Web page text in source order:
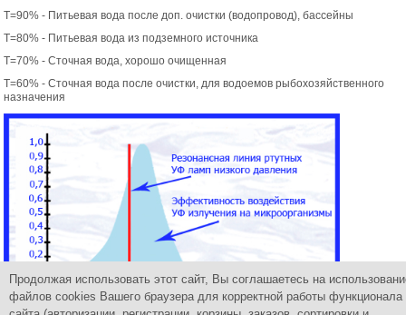
Т=90% - Питьевая вода после доп. очистки (водопровод), бассейны
Т=80% - Питьевая вода из подземного источника
Т=70% - Сточная вода, хорошо очищенная
Т=60% - Сточная вода после очистки, для водоемов рыбохозяйственного
назначения
Продолжая использовать этот сайт, Вы соглашаетесь на
файлов cookies Вашего браузера для корректной работы функционала